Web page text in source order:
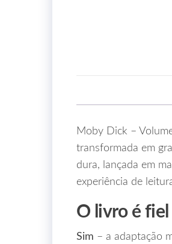
Moby Dick –
transformada em
dura, lançada em
experiência de
O livro é
Sim – a adaptação